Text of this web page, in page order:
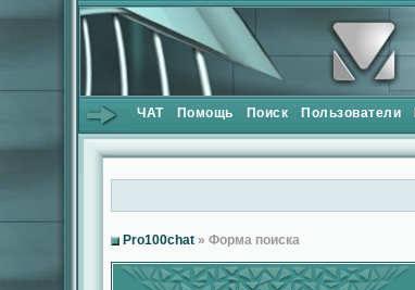
ЧАТ Помощь Поиск Пользователи
Pro100chat » Форма поиска